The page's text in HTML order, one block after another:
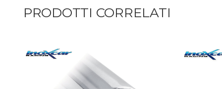
PRODOTTI CORRELATI